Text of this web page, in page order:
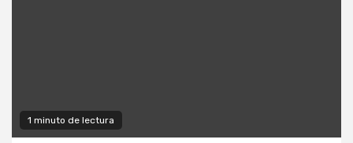
1 minuto de lectura